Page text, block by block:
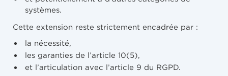
systèmes.
Cette extension reste strictement encadrée par :
la nécessité,
les garanties de l’article 10(5),
et l’articulation avec l’article 9 du RGPD.